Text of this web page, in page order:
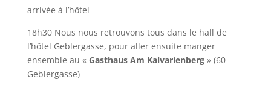
arrivée à l’hôtel
18h30 Nous nous retrouvons tous dans le hall de
l’hôtel Geblergasse, pour aller ensuite manger
ensemble au « Gasthaus Am Kalvarienberg» (60
Geblergasse)